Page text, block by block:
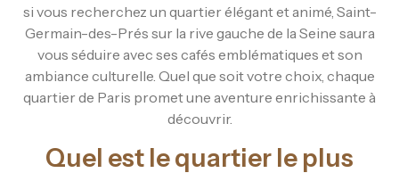
si vous recherchez un quartier élégant et animé, Saint-
Germain-des-Prés sur la rive gauche de la Seine saura
vous séduire avec ses cafés emblématiques et son
ambiance culturelle. Quel que soit votre choix, chaque
quartier de Paris promet une aventure enrichissante à
découvrir.
Quel est le quartier le plus